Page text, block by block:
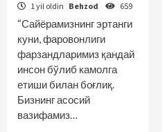
1 yil oldin Behzod 659
“Сайёрамизнинг эртанги
куни, фаровонлиги
фарзандларимиз қандай
инсон бўлиб камолга
етиши билан боғлиқ.
Бизнинг асосий
вазифамиз…